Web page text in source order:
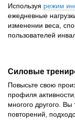
Используя режим
ежедневные
изменении веса,
пользователей
Силовые
Повысьте свою
профиля
многого другого.
повторений,